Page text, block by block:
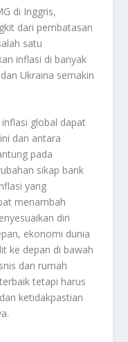
di Inggris,
dari pembatasan
satu
inflasi di banyak
Ukraina semakin
global dapat
dan antara
pada
sikap bank
yang
menambah
diri
ekonomi dunia
ke depan di bawah
dan rumah
tetapi harus
ketidakpastian